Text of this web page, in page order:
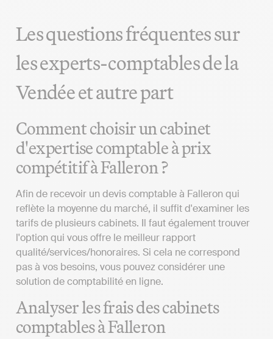
Les questions fréquentes sur
les experts-comptables de la
Vendée et autre part
Comment choisir un cabinet
d'expertise comptable à prix
compétitif à Falleron ?
Afin de recevoir un devis comptable à Falleron qui
reflète la moyenne du marché, il suffit d'examiner les
tarifs de plusieurs cabinets. Il faut également trouver
l'option qui vous offre le meilleur rapport
qualité/services/honoraires. Si cela ne correspond
pas à vos besoins, vous pouvez considérer une
solution de comptabilité en ligne.
Analyser les frais des cabinets
comptables à Falleron